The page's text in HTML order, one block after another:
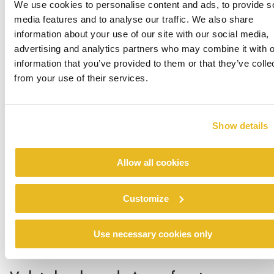
We use cookies to personalise content and ads, to provide
media features and to analyse our traffic. We also share
information about your use of our site with our social media,
advertising and analytics partners who may combine it with
information that you’ve provided to them or that they’ve
from your use of their services.
Show details
Allow all cookies
Customize
Use necessary cookies only
Vondelstaete, Amersfoort